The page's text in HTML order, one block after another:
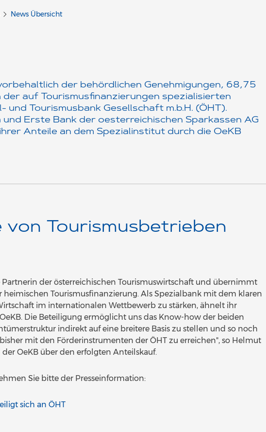
News Übersicht
der behördlichen Genehmigungen, 68,75
auf Tourismusfinanzierungen spezialisierten
und Tourismusbank Gesellschaft m.b.H. (ÖHT).
Erste Bank der oesterreichischen Sparkassen AG
Anteile an dem Spezialinstitut durch die OeKB
von Tourismusbetrieben
Partnerin der österreichischen Tourismuswirtschaft und übernimmt
heimischen Tourismusfinanzierung. Als Spezialbank mit dem klaren
im internationalen Wettbewerb zu stärken, ähnelt ihr
Die Beteiligung ermöglicht uns das Know-how der beiden
indirekt auf eine breitere Basis zu stellen und so noch
mit den Förderinstrumenten der ÖHT zu erreichen", so Helmut
OeKB über den erfolgten Anteilskauf.
Sie bitte der Presseinformation:
sich an ÖHT